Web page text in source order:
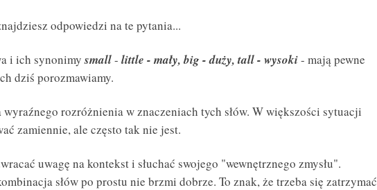
odpowiedzi na te pytania...
i ich synonimysmall- little - mały, big - duży, tall - wysoki- mają pewne
dziś porozmawiamy.
wyraźnego rozróżnienia w znaczeniach tych słów. W większości sytuacji
zamiennie, ale często tak nie jest.
uwagę na kontekst i słuchać swojego "wewnętrznego zmysłu".
słów po prostu nie brzmi dobrze. To znak, że trzeba się zatrzymać